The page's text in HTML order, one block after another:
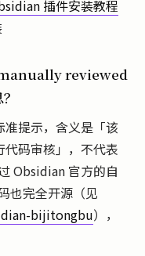
插件安装教程
reviewed
准提示，含义是「该
码审核」，不代表
Obsidian 官方的自
也完全开源（见
bijitongbu），